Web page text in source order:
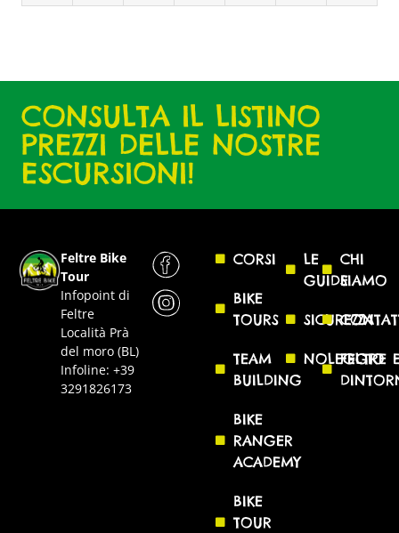
CONSULTA IL LISTINO
PREZZI DELLE NOSTRE
ESCURSIONI!
Feltre Bike
Tour
Infopoint di
Feltre
Località Prà
del moro (BL)
Infoline: +39
3291826173
CORSI
BIKE
TOURS
TEAM
BUILDING
BIKE
RANGER
ACADEMY
BIKE
TOUR
LE
GUIDE
SICUREZZA
NOLEGGIO
CHI
SIAMO
FELTRE